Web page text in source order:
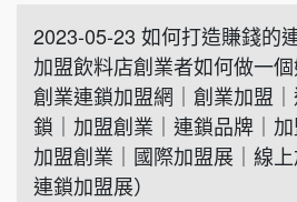
2023-05-23 如何打造賺錢的
加盟飲料店創業者如何做一
創業連鎖加盟網｜創業加盟
鎖｜加盟創業｜連鎖品牌｜
加盟創業｜國際加盟展｜線
連鎖加盟展）